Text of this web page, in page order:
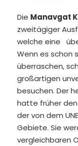
Die Manavgat
zweitägiger
welche eine
Wenn es schon
überraschen,
großartigen
besuchen. Der
hatte früher den
der von dem
Gebiete. Sie
vergleichbaren